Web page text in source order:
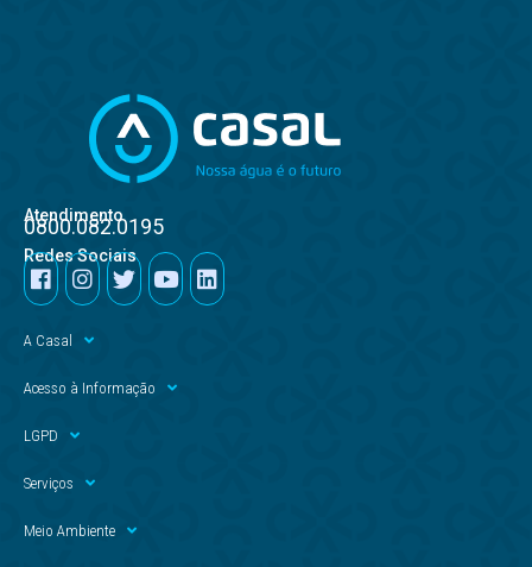
Atendimento
0800.082.0195
Redes Sociais
A Casal
Acesso à Informação
LGPD
Serviços
Meio Ambiente